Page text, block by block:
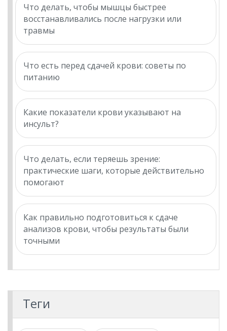
Что делать, чтобы мышцы быстрее
восстанавливались после нагрузки или
травмы
Что есть перед сдачей крови: советы по
питанию
Какие показатели крови указывают на
инсульт?
Что делать, если теряешь зрение:
практические шаги, которые действительно
помогают
Как правильно подготовиться к сдаче
анализов крови, чтобы результаты были
точными
Теги